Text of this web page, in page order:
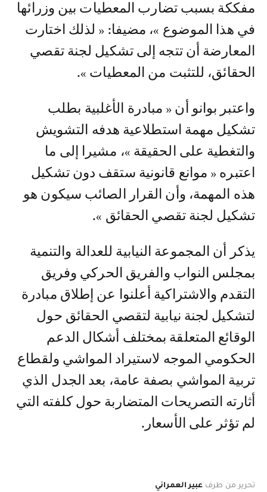
مفككة بسبب تضارب المعطيات بين وزرائها
في هذا الموضوع »، مضيفا: « لذلك اختارت
المعارضة أن تتجه إلى تشكيل لجنة تقصي
الحقائق، للتثبت من المعطيات ».
واعتبر بوانو أن « مبادرة الأغلبية بطلب
تشكيل مهمة استطلاعية هدفه التشويش
والتغطية على الحقيقة »، مشيرا إلى ما
اعتبره « موانع قانونية ستقف دون تشكيل
هذه المهمة، وأن القرار الصائب سيكون هو
تشكيل لجنة تقصي الحقائق ».
يذكر أن المجموعة النيابية للعدالة والتنمية
بمجلس النواب والفريق الحركي وفريق
التقدم والاشتراكية أعلنوا عن إطلاق مبادرة
لتشكيل لجنة نيابية لتقصي الحقائق حول
الوقائع المتعلقة بمختلف أشكال الدعم
الحكومي الموجه لاستيراد المواشي ولقطاع
تربية المواشي بصفة عامة، بعد الجدل الذي
أثارته التصريحات المتضاربة حول كلفته التي
لم تؤثر على الأسعار.
تحرير من طرف عبير العمراني